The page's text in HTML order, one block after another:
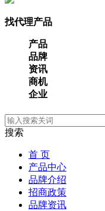
找代理产品
产品
品牌
资讯
商机
企业
搜索
首 页
产品中心
品牌介绍
招商政策
品牌资讯